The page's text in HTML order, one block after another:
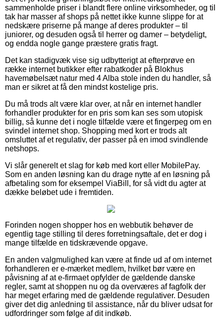
sammenholde priser i blandt flere online virksomheder, og til
tak har masser af shops på nettet ikke kunne slippe for at
nedskære priserne på mange af deres produkter – til
juniorer, og desuden også til herrer og damer – betydeligt,
og endda nogle gange præstere gratis fragt.
Det kan stadigvæk vise sig udbytterigt at efterprøve en
række internet butikker efter rabatkoder på Blokhus
havemøbelsæt natur med 4 Alba stole inden du handler, så
man er sikret at få den mindst kostelige pris.
Du må trods alt være klar over, at når en internet handler
forhandler produkter for en pris som kan ses som utopisk
billig, så kunne det i nogle tilfælde være et fingerpeg om en
svindel internet shop. Shopping med kort er trods alt
omsluttet af et regulativ, der passer på en imod svindlende
netshops.
Vi slår generelt et slag for køb med kort eller MobilePay.
Som en anden løsning kan du drage nytte af en løsning på
afbetaling som for eksempel ViaBill, for så vidt du agter at
dække beløbet ude i fremtiden.
Forinden nogen shopper hos en webbutik behøver de
egentlig tage stilling til deres forretningsaftale, det er dog i
mange tilfælde en tidskrævende opgave.
En anden valgmulighed kan være at finde ud af om internet
forhandleren er e-mærket medlem, hvilket bør være en
påvisning af at e-firmaet opfylder de gældende danske
regler, samt at shoppen nu og da overværes af fagfolk der
har meget erfaring med de gældende regulativer. Desuden
giver det dig anledning til assistance, når du bliver udsat for
udfordringer som følge af dit indkøb.